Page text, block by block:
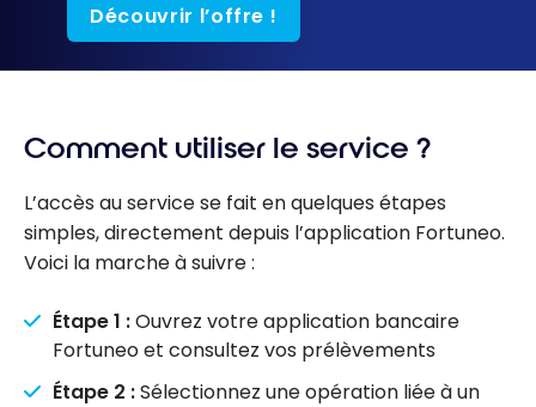
Découvrir l’offre !
Comment utiliser le service ?
L’accès au service se fait en quelques étapes
simples, directement depuis l’application Fortuneo.
Voici la marche à suivre :
Étape 1 :Ouvrez votre application bancaire
Fortuneo et consultez vos prélèvements
Étape 2 :Sélectionnez une opération liée à un